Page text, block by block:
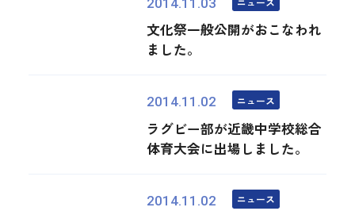
2014.11.03
文化祭一般公開がおこなわれ
ました。
2014.11.02 ニュース
ラグビー部が近畿中学校総合
体育大会に出場しました。
2014.11.02 ニュース